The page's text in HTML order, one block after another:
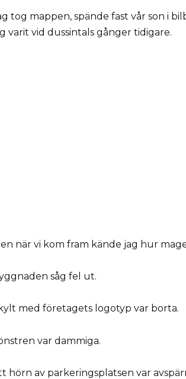
tog mappen, spände fast vår son i
varit vid dussintals gånger tidigare.
när vi kom fram kände jag hur
såg fel ut.
med företagets logotyp var borta.
var dammiga.
hörn av parkeringsplatsen var